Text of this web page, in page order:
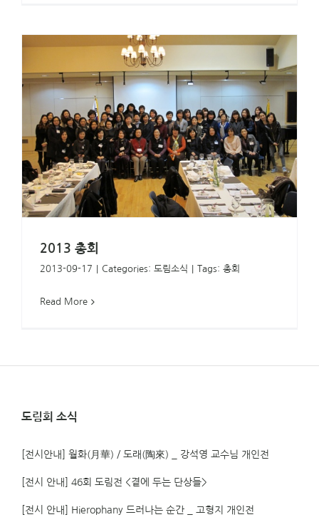
2013 총회
2013-09-17 Categories: 도림소식 Tags: 총회
Read More
도림회 소식
[전시안내] 월화(月華) / 도래(陶來) _ 강석영 교수님 개인전
[전시 안내] 46회 도림전 <곁에 두는 단상들>
[전시 안내] Hierophany 드러나는 순간 _ 고형지 개인전